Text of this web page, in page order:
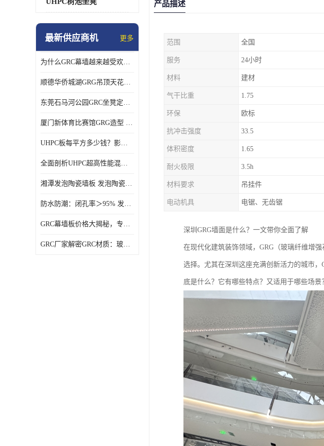
最新供应商机 更多
为什么GRC幕墙越来越受欢迎？一起来了解GRC幕墙
顺德华侨城湖GRG吊顶天花GRG材料定制厂家饰纪上品
东莞石马河公园GRC坐凳定制选择广东饰纪上品GRC构件厂家
厦门新体育比赛馆GRG造型 GRG材料 广东GRG厂家
UHPC板每平方多少钱？影响价格的关键因素解析
全面剖析UHPC超高性能混凝土：优势显著，劣势何在？
湘潭发泡陶瓷墙板 发泡陶瓷装饰构件 轻质高强：密度低但抗压强度高
防水防潮：闭孔率＞95% 发泡陶瓷装饰构件 南阳发泡陶瓷厂家
GRC幕墙板价格大揭秘，专业厂家报价助您轻松掌控预算
GRC厂家解密GRC材质：玻璃纤维与水泥复合，创新建筑新选择
产品描述
范围 全国
服务 24小时
材料 建材
气干比重 1.75
环保 欧标
抗冲击强度 33.5
体积密度 1.65
耐火极限 3.5h
材料要求 吊挂件
电动机具 电锯、无齿锯
深圳GRG墙面是什么？一文带你全面了解
在现代化建筑装饰领域，GRG（玻璃纤维增
选择。尤其在深圳这座充满创新活力的城市
底是什么？它有哪些特点？又适用于哪些场景